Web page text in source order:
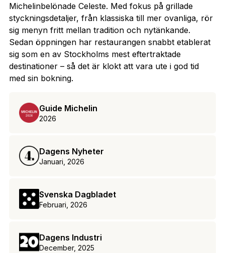
Michelinbelönade Celeste. Med fokus på grillade
styckningsdetaljer, från klassiska till mer ovanliga, rör
sig menyn fritt mellan tradition och nytänkande.
Sedan öppningen har restaurangen snabbt etablerat
sig som en av Stockholms mest eftertraktade
destinationer – så det är klokt att vara ute i god tid
med sin bokning.
Guide Michelin
2026
Dagens Nyheter
Januari, 2026
Svenska Dagbladet
Februari, 2026
Dagens Industri
December, 2025